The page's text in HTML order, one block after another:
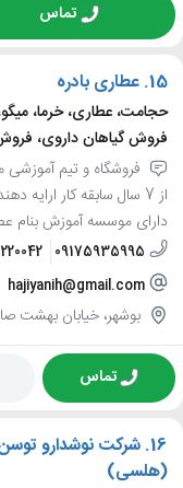
تماس
15. عطاری بادره
حجامت، عطاری، خرما،
فروش گیاهان داروی،
فروشگاه و تیم
از 7 سال سابقه کار
دارای موسسه آموزش بنام
09175935995
hajiyanih@gmail.com
بوشهر، خیابان بهشت
تماس
16. شرکت نوشدارو
(هلسی)